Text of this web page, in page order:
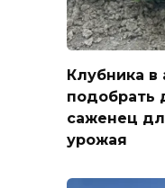
Клубника в
подобрать
саженец
урожая